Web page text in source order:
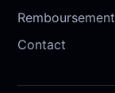
Remboursement
Contact